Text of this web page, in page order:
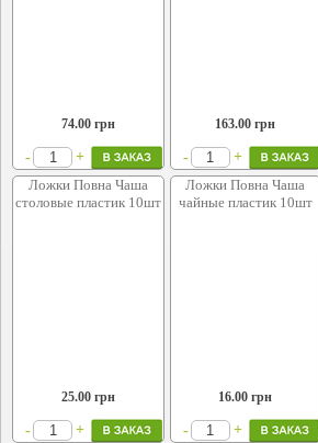
74.00грн
- +
163.00 грн
- +
Ложки Повна Чаша
столовые пластик 10шт
25.00грн
- +
Ложки Повна Чаша
чайные пластик 10шт
16.00 грн
- +